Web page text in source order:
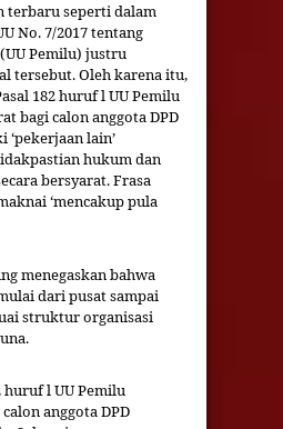
terbaru seperti dalam
No. 7/2017 tentang
Pemilu) justru
tersebut. Oleh karena itu,
182 huruf l UU Pemilu
bagi calon anggota DPD
lain’
hukum dan
bersyarat. Frasa
‘mencakup pula
menegaskan bahwa
dari pusat sampai
struktur organisasi
huruf l UU Pemilu
anggota DPD